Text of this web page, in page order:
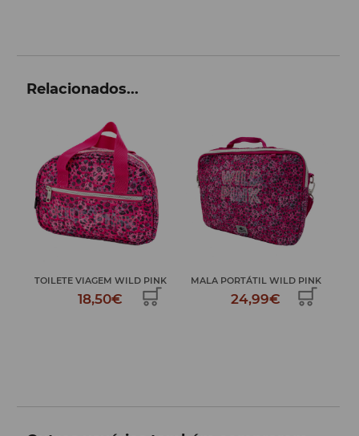
Relacionados...
TOILETE VIAGEM WILD PINK
18,50€
MALA PORTÁTIL WILD PINK
24,99€